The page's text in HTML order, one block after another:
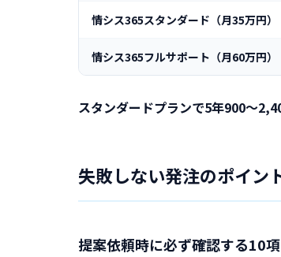
情シス365スタンダード（月35万円）
情シス365フルサポート（月60万円）
スタンダードプランで5年900〜
失敗しない発注のポイン
提案依頼時に必ず確認する10